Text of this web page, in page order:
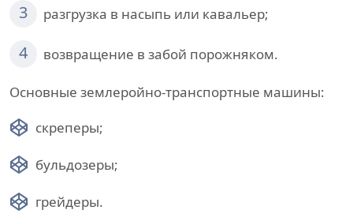
3 разгрузка в насыпь или кавальер;
4 возвращение в забой порожняком.
Основные землеройно-транспортные машины:
скреперы;
бульдозеры;
грейдеры.